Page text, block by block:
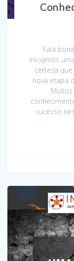
Fala
iniciamos
certeza
nova etapa
sucesso